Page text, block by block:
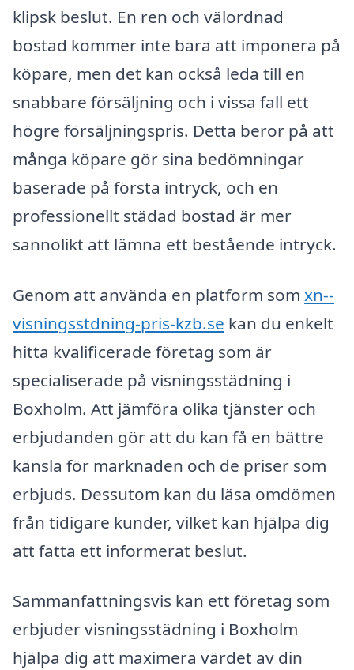
klipsk beslut. En ren och välordnad
bostad kommer inte bara att imponera på
köpare, men det kan också leda till en
snabbare försäljning och i vissa fall ett
högre försäljningspris. Detta beror på att
många köpare gör sina bedömningar
baserade på första intryck, och en
professionellt städad bostad är mer
sannolikt att lämna ett bestående intryck.
Genom att använda en platform som xn--
visningsstdning-pris-kzb.se kan du enkelt
hitta kvalificerade företag som är
specialiserade på visningsstädning i
Boxholm. Att jämföra olika tjänster och
erbjudanden gör att du kan få en bättre
känsla för marknaden och de priser som
erbjuds. Dessutom kan du läsa omdömen
från tidigare kunder, vilket kan hjälpa dig
att fatta ett informerat beslut.
Sammanfattningsvis kan ett företag som
erbjuder visningsstädning i Boxholm
hjälpa dig att maximera värdet av din